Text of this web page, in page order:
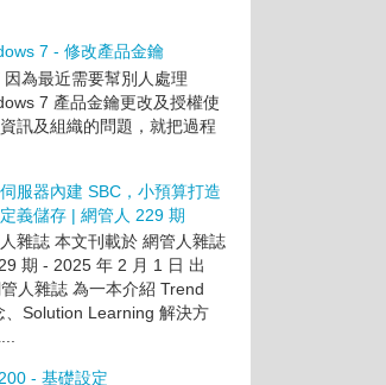
7 - 修改產品金鑰
因為最近需要幫別人處理
7 產品金鑰更改及授權使
訊及組織的問題，就把過程
服器內建 SBC，小預算打造
義儲存 | 網管人 229 期
雜誌 本文刊載於 網管人雜誌
期 - 2025 年 2 月 1 日 出
人雜誌 為一本介紹 Trend
、Solution Learning 解決方
- 基礎設定